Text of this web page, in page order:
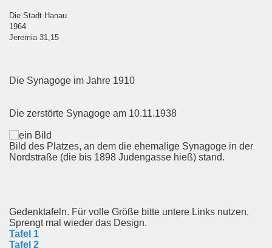
Die Stadt Hanau
1964
Jeremia 31,15
Die Synagoge im Jahre 1910
Die zerstörte Synagoge am 10.11.1938
Bild des Platzes, an dem die ehemalige Synagoge in der
Nordstraße (die bis 1898 Judengasse hieß) stand.
Gedenktafeln. Für volle Größe bitte untere Links nutzen.
Sprengt mal wieder das Design.
Tafel 1
Tafel 2